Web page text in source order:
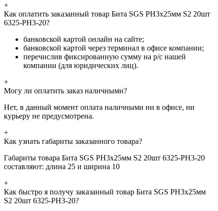
+
Как оплатить заказанный товар Бита SGS PH3х25мм S2 20шт
6325-PH3-20?
банковской картой онлайн на сайте;
банковской картой через терминал в офисе компании;
перечислив фиксированную сумму на р/с нашей
компании (для юридических лиц).
+
Могу ли оплатить заказ наличными?
Нет, в данный момент оплата наличными ни в офисе, ни
курьеру не предусмотрена.
+
Как узнать габариты заказанного товара?
Габариты товара Бита SGS PH3х25мм S2 20шт 6325-PH3-20
составляют: длина 25 и ширина 10
+
Как быстро я получу заказанный товар Бита SGS PH3х25мм
S2 20шт 6325-PH3-20?